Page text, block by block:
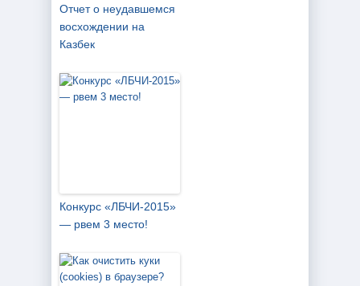
Отчет о неудавшемся
восхождении на
Казбек
Конкурс «ЛБЧИ-2015»
— рвем 3 место!